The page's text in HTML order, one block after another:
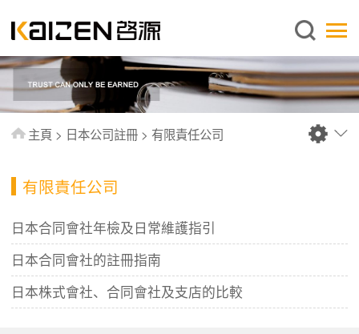
繁體中文
關於啓源
服務範圍
新聞中心
常見問題
聯絡我們
主頁 > 日本公司註冊 > 有限責任公司
有限責任公司
日本合同會社年檢及日常維護指引
日本合同會社的註冊指南
日本株式會社、合同會社及支店的比較